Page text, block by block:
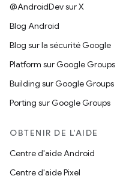
@AndroidDev sur X
Blog Android
Blog sur la sécurité Google
Platform sur Google Groups
Building sur Google Groups
Porting sur Google Groups
OBTENIR DE L'AIDE
Centre d'aide Android
Centre d'aide Pixel